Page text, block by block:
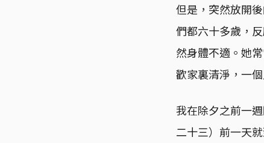
但是，突然放開
們都六十多歲，
然身體不適。她
歡家裏清淨，一
我在除夕之前一
二十三）前一天